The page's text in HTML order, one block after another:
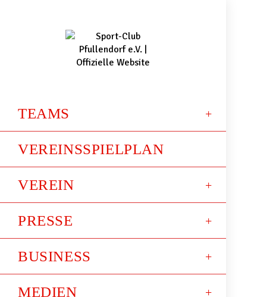
TEAMS
VEREINSSPIELPLAN
VEREIN
PRESSE
BUSINESS
MEDIEN